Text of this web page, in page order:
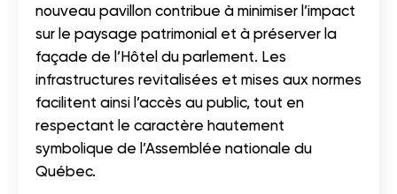
nouveau pavillon contribue à minimiser l’impact
sur le paysage patrimonial et à préserver la
façade de l’Hôtel du parlement. Les
infrastructures revitalisées et mises aux normes
facilitent ainsi l’accès au public, tout en
respectant le caractère hautement
symbolique de l’Assemblée nationale du
Québec.